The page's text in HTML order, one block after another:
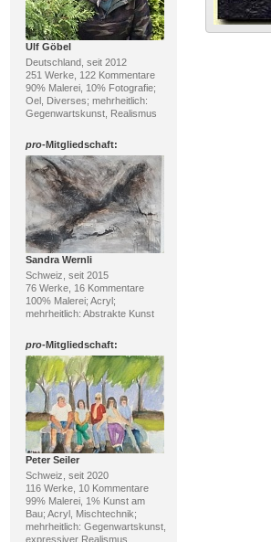
Ulf Göbel
Deutschland, seit 2012
251 Werke, 122 Kommentare
90% Malerei, 10% Fotografie;
Oel, Diverses; mehrheitlich:
Gegenwartskunst, Realismus
pro-Mitgliedschaft:
Sandra Wernli
Schweiz, seit 2015
76 Werke, 16 Kommentare
100% Malerei; Acryl;
mehrheitlich: Abstrakte Kunst
pro-Mitgliedschaft:
Peter Seiler
Schweiz, seit 2020
116 Werke, 10 Kommentare
99% Malerei, 1% Kunst am
Bau; Acryl, Mischtechnik;
mehrheitlich: Gegenwartskunst,
expressiver Realismus